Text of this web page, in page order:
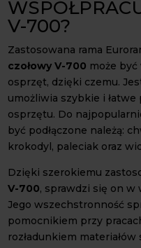
V-700?
Zastosowana rama
czołowy V-700 może
osprzęt, dzięki czemu.
umożliwia szybkie i łatwe
osprzętu. Do
być podłączone należą:
krokodyl, paleciak oraz
Dzięki szerokiemu
V-700, sprawdzi się on
Jego wszechstronność
pomocnikiem przy
rozładunkiem